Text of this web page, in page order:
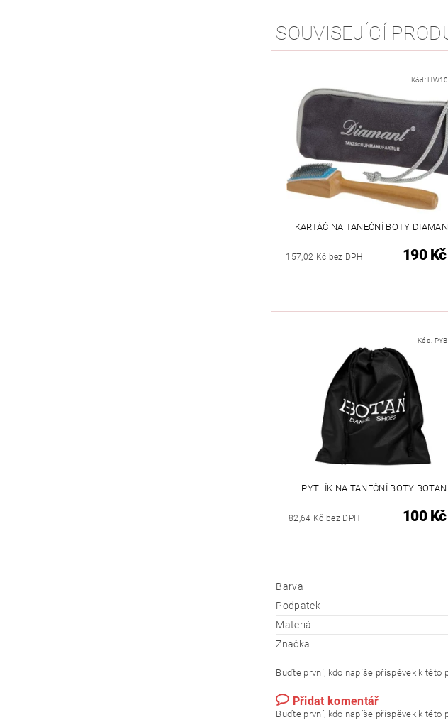
SOUVISEJÍCÍ
Kód:
KARTÁČ NA TANEČNÍ BOTY
157,02 Kč bez DPH 190 Kč
Kód:
PYTLÍK NA TANEČNÍ BOTY BOTAN
82,64 Kč bez DPH 100 Kč
Barva
Podpatek
Materiál
Značka
Buďte první, kdo napíše příspěvek k této
Přidat komentář
Buďte první, kdo napíše příspěvek k této